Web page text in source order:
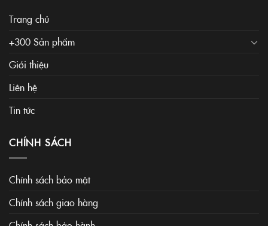
Trang chủ
+300 Sản phẩm
Giới thiệu
Liên hệ
Tin tức
CHÍNH SÁCH
Chính sách bảo mật
Chính sách giao hàng